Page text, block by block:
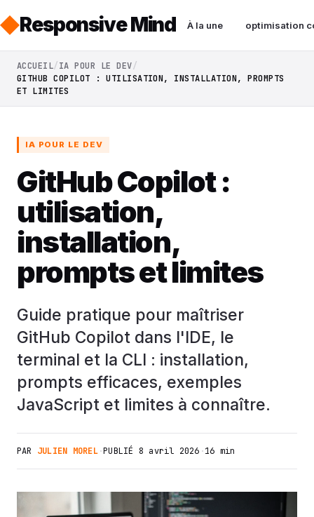
Responsive Mind À la une optimisation
ACCUEIL IA POUR LE DEV
GITHUB COPILOT : UTILISATION, INSTALLATION, PROMPTS
ET LIMITES
IA POUR LE DEV
GitHub Copilot :
utilisation,
installation,
prompts et limites
Guide pratique pour maîtriser
GitHub Copilot dans l'IDE, le
terminal et la CLI : installation,
prompts efficaces, exemples
JavaScript et limites à connaître.
PAR JULIEN MOREL·PUBLIÉ 8 avril 2026 ·16 min